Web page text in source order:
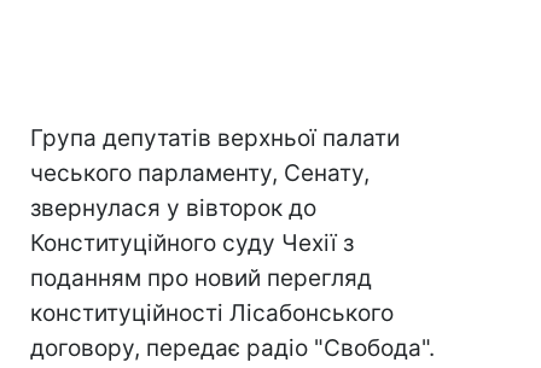
Група депутатів верхньої палати
чеського парламенту, Сенату,
звернулася у вівторок до
Конституційного суду Чехії з
поданням про новий перегляд
конституційності Лісабонського
договору, передає радіо "Свобода".